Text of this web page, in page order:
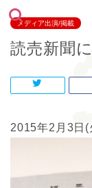
メディア出演/掲載
読売新聞
2015年2月3日(